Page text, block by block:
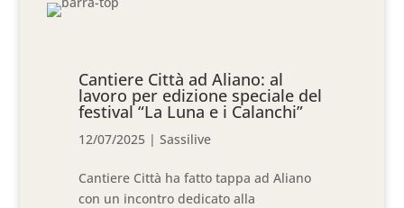
Cantiere Città ad Aliano: al
lavoro per edizione speciale del
festival “La Luna e i Calanchi”
12/07/2025 |Sassilive
Cantiere Città ha fatto tappa ad Aliano
con un incontro dedicato alla